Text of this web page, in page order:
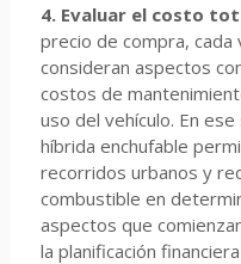
4. Evaluar el costo
precio de compra,
consideran aspectos
costos de
uso del vehículo. En
híbrida enchufable
recorridos urbanos y
combustible en
aspectos que
la planificación